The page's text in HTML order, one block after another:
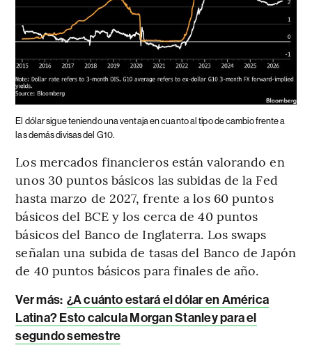
El dólar sigue teniendo una ventaja en cuanto al tipo de cambio frente a
las demás divisas del G10.
Los mercados financieros están valorando en
unos 30 puntos básicos las subidas de la Fed
hasta marzo de 2027, frente a los 60 puntos
básicos del BCE y los cerca de 40 puntos
básicos del Banco de Inglaterra. Los swaps
señalan una subida de tasas del Banco de Japón
de 40 puntos básicos para finales de año.
Ver más: ¿A cuánto estará el dólar en América
Latina? Esto calcula Morgan Stanley para el
segundo semestre